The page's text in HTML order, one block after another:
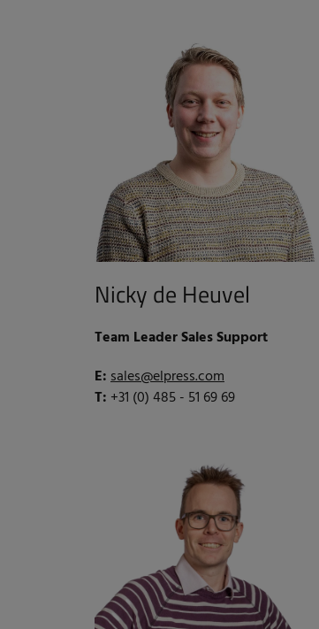
Nicky de Heuvel
Team Leader Sales Support
E:sales@elpress.com
T: +31 (0) 485 - 51 69 69